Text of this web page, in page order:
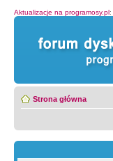
Aktualizacje na programosy.pl:
Strona główna